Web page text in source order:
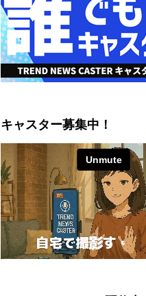
キャスター募集中！